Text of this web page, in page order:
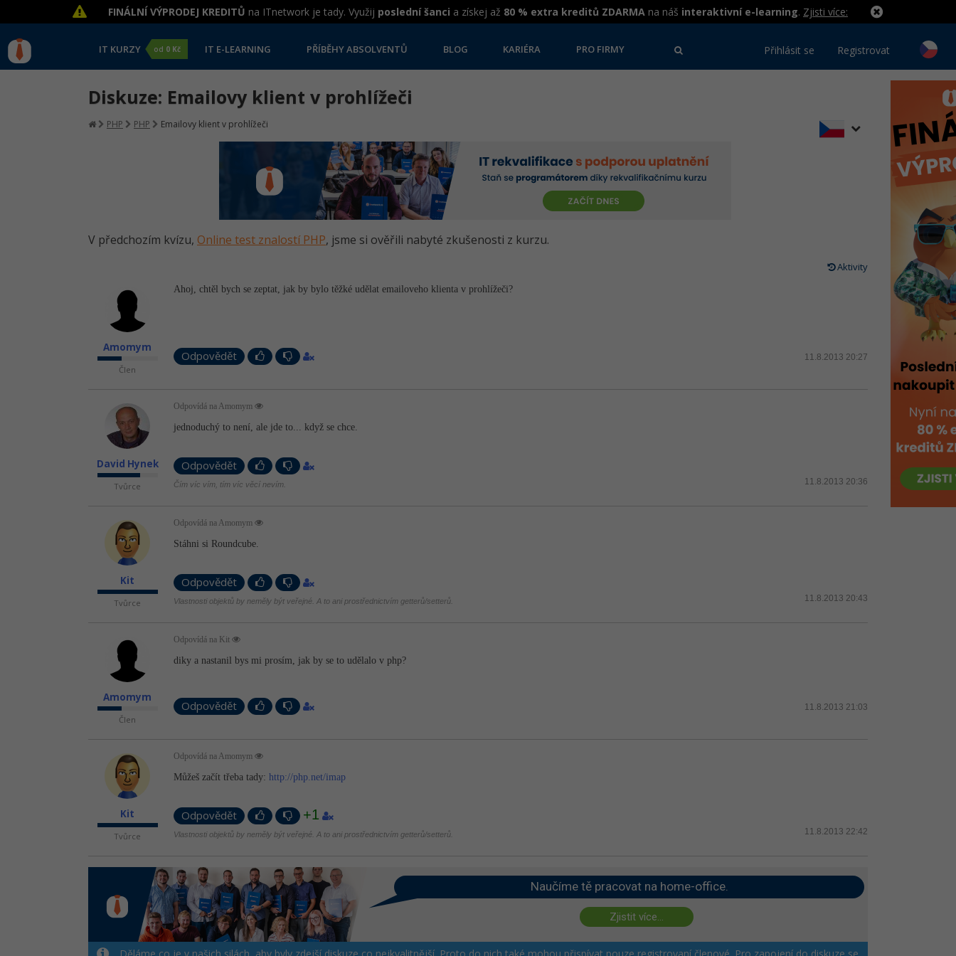
FINÁLNÍ VÝPRODEJ KREDITŮ na ITnetwork je tady. Využij poslední šanci a získej až 80 % extra kreditů ZDARMA na náš interaktivní e-learning. Zjisti více:
IT KURZY od 0 Kč IT E-LEARNING PŘÍBĚHY ABSOLVENTŮ BLOG KARIÉRA PRO FIRMY Přihlásit se Registrovat
Diskuze: Emailovy klient v prohlížeči
PHP PHP Emailovy klient v prohlížeči
V předchozím kvízu, Online test znalostí PHP, jsme si ověřili nabyté zkušenosti z kurzu.
Aktivity
Amomym
Člen
Ahoj, chtěl bych se zeptat, jak by bylo těžké udělat emailoveho klienta v prohlížeči?
Odpovědět 11.8.2013 20:27
David Hynek
Tvůrce
Odpovídá na Amomym
jednoduchý to není, ale jde to... když se chce.
Odpovědět
11.8.2013 20:36
Čím víc vím, tím víc věcí nevím.
Kit
Tvůrce
Odpovídá na Amomym
Stáhni si Roundcube.
Odpovědět
11.8.2013 20:43
Vlastnosti objektů by neměly být veřejné. A to ani prostřednictvím getterů/setterů.
Amomym
Člen
Odpovídá na Kit
diky a nastanil bys mi prosím, jak by se to udělalo v php?
Odpovědět 11.8.2013 21:03
Kit
Tvůrce
Odpovídá na Amomym
Můžeš začít třeba tady: http://php.net/imap
Odpovědět +1
11.8.2013 22:42
Vlastnosti objektů by neměly být veřejné. A to ani prostřednictvím getterů/setterů.
Naučíme tě pracovat na home-office.
Zjistit více...